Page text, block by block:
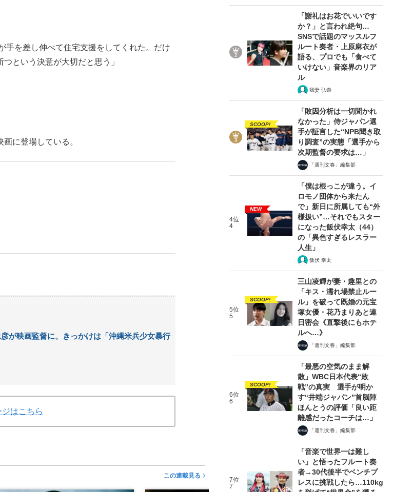
手を差し伸べて住宅支援をしてくれた。だけ
という決意が大切だと思う」
に登場している。
が映画監督に。きっかけは「沖縄米兵少女暴行
はこちら
この連載見る
「謝礼はお花でいいです
か？」と言われ絶句…
SNSで話題のマッスルフ
ルート奏者・上原麻衣が
語る、プロでも「食べて
いけない」音楽界のリア
ル
我妻 弘崇
SCOOP!
「敗因分析は一切聞かれ
なかった」侍ジャパン選
手が証言した“NPB聞き取
り調査”の実態「選手から
次期監督の要求は…」
「週刊文春」編集部
4位
4
NEW
「僕は根っこが違う。イ
ロモノ団体から来たん
で」新日に所属しても“外
様扱い”…それでもスター
になった飯伏幸太（44）
の「異色すぎるレスラー
人生」
飯伏 幸太
5位
5
SCOOP!
三山凌輝が妻・趣里との
「キス・濡れ場禁止ルー
ル」を破って既婚の元宝
塚女優・花乃まりあと連
日密会《直撃後にもホテ
ルへ…》
「週刊文春」編集部
6位
6
SCOOP!
「最悪の空気のまま解
散」WBC日本代表“敗
戦”の真実 選手が明か
す“井端ジャパン”首脳陣
ほんとうの評価「良い距
離感だったコーチは…」
「週刊文春」編集部
7位
7
「音楽で世界一は難し
い」と悟ったフルート奏
者→30代後半でベンチプ
レスに挑戦したら…110kg